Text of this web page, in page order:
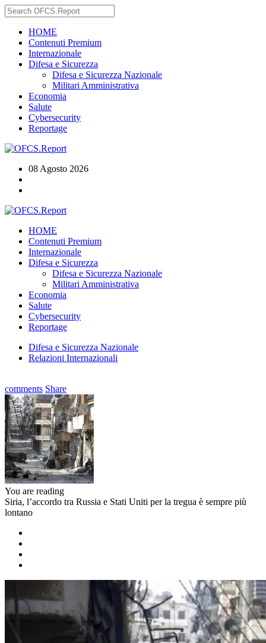
HOME
Contenuti Premium
Internazionale
Difesa e Sicurezza
Difesa e Sicurezza Nazionale
Militari Amministrativa
Economia
Salute
Cybersecurity
Reportage
08 Agosto 2026
HOME
Contenuti Premium
Internazionale
Difesa e Sicurezza
Difesa e Sicurezza Nazionale
Militari Amministrativa
Economia
Salute
Cybersecurity
Reportage
Difesa e Sicurezza Nazionale
Relazioni Internazionali
comments Share
You are reading
Siria, l’accordo tra Russia e Stati Uniti per la tregua è sempre più
lontano